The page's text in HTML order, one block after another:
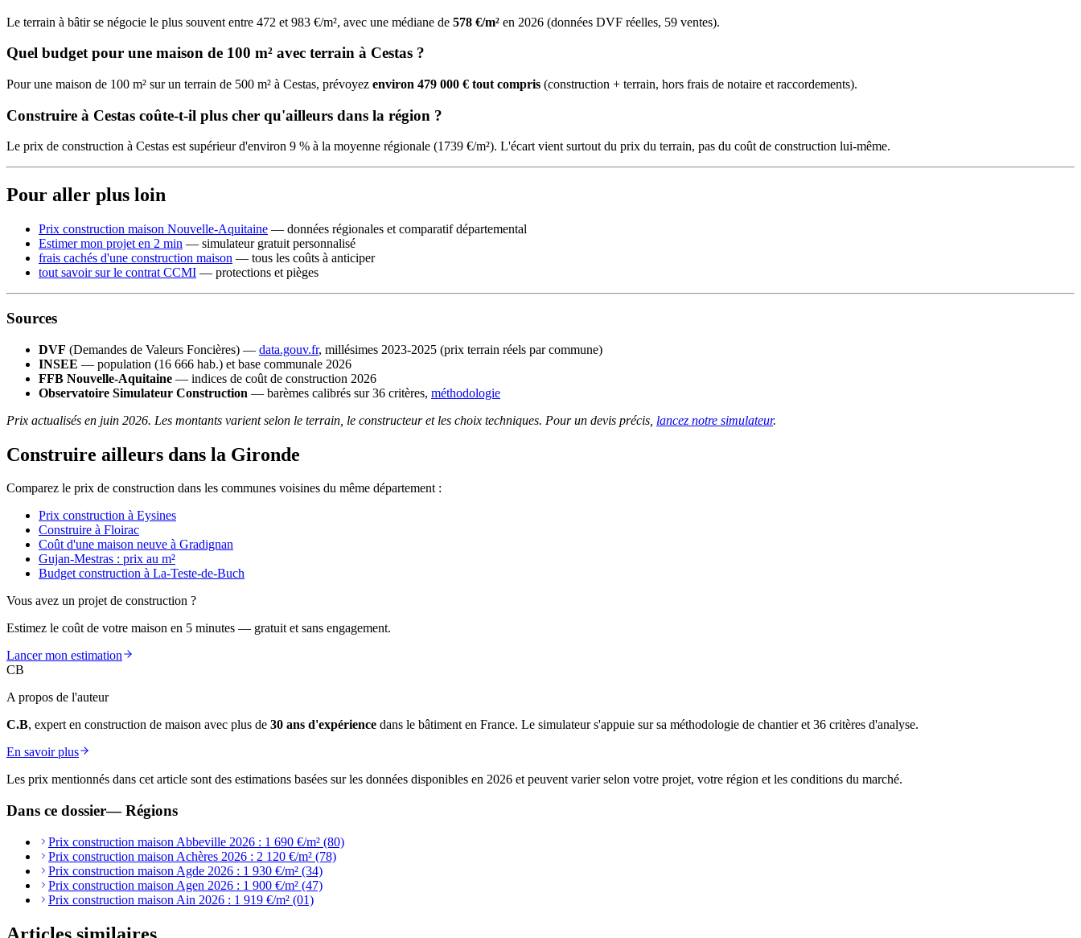
Le terrain à bâtir se négocie le plus souvent entre 472 et 983 €/m², avec une médiane de 578 €/m² en 2026 (données DVF réelles, 59 ventes).
Quel budget pour une maison de 100 m² avec terrain à Cestas ?
Pour une maison de 100 m² sur un terrain de 500 m² à Cestas, prévoyez environ 479 000 € tout compris (construction + terrain, hors frais de notaire et raccordements).
Construire à Cestas coûte-t-il plus cher qu'ailleurs dans la région ?
Le prix de construction à Cestas est supérieur d'environ 9 % à la moyenne régionale (1739 €/m²). L'écart vient surtout du prix du terrain, pas du coût de construction lui-même.
Pour aller plus loin
Prix construction maison Nouvelle-Aquitaine — données régionales et comparatif départemental
Estimer mon projet en 2 min — simulateur gratuit personnalisé
frais cachés d'une construction maison — tous les coûts à anticiper
tout savoir sur le contrat CCMI — protections et pièges
Sources
DVF (Demandes de Valeurs Foncières) — data.gouv.fr, millésimes 2023-2025 (prix terrain réels par commune)
INSEE — population (16 666 hab.) et base communale 2026
FFB Nouvelle-Aquitaine — indices de coût de construction 2026
Observatoire Simulateur Construction — barèmes calibrés sur 36 critères, méthodologie
Prix actualisés en juin 2026. Les montants varient selon le terrain, le constructeur et les choix techniques. Pour un devis précis, lancez notre simulateur.
Construire ailleurs dans la Gironde
Comparez le prix de construction dans les communes voisines du même département :
Prix construction à Eysines
Construire à Floirac
Coût d'une maison neuve à Gradignan
Gujan-Mestras : prix au m²
Budget construction à La-Teste-de-Buch
Vous avez un projet de construction ?
Estimez le coût de votre maison en 5 minutes — gratuit et sans engagement.
Lancer mon estimation
CB
A propos de l'auteur
C.B, expert en construction de maison avec plus de 30 ans d'expérience dans le bâtiment en France. Le simulateur s'appuie sur sa méthodologie de chantier et 36 critères d'analyse.
En savoir plus
Les prix mentionnés dans cet article sont des estimations basées sur les données disponibles en 2026 et peuvent varier selon votre projet, votre région et les conditions du marché.
Dans ce dossier—Régions
Prix construction maison Abbeville 2026 : 1 690 €/m² (80)
Prix construction maison Achères 2026 : 2 120 €/m² (78)
Prix construction maison Agde 2026 : 1 930 €/m² (34)
Prix construction maison Agen 2026 : 1 900 €/m² (47)
Prix construction maison Ain 2026 : 1 919 €/m² (01)